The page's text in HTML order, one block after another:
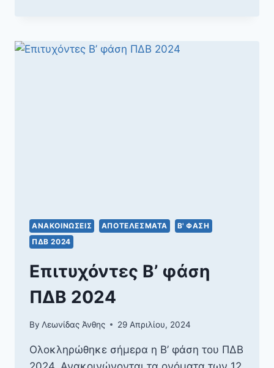
ΦΆΣΗ
ΠΔΒ
ΑΝΑΚΟΙΝΏΣΕΙΣ ΑΠΟΤΕΛΈΣΜΑΤΑ
Β' ΦΆΣΗ
ΠΔΒ 2024
Επιτυχόντες Β’ φάση
ΠΔΒ 2024
By Λεωνίδας Άνθης 29 Απριλίου, 2024
Ολοκληρώθηκε σήμερα η Β’ φάση του ΠΔΒ